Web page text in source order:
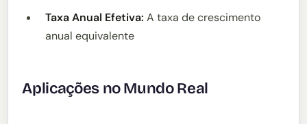
Taxa Anual Efetiva: A taxa de crescimento
anual equivalente
Aplicações no Mundo Real